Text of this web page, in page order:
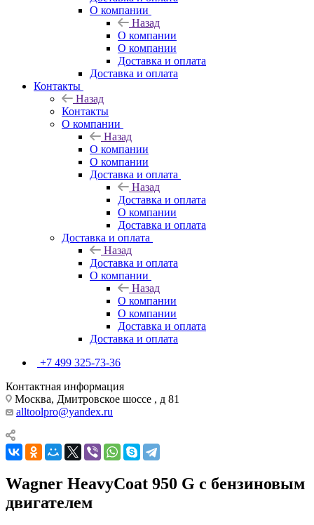
О компании
Назад
О компании
О компании
Доставка и оплата
Доставка и оплата
Контакты
Назад
Контакты
О компании
Назад
О компании
О компании
Доставка и оплата
Назад
Доставка и оплата
О компании
Доставка и оплата
Доставка и оплата
Назад
Доставка и оплата
О компании
Назад
О компании
О компании
Доставка и оплата
Доставка и оплата
+7 499 325-73-36
Контактная информация
Москва, Дмитровское шоссе , д 81
alltoolpro@yandex.ru
Wagner HeavyCoat 950 G с бензиновым
двигателем